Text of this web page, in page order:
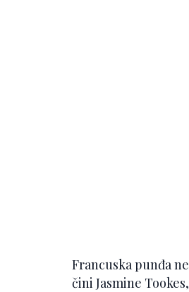
Francuska punđa
čini Jasmine